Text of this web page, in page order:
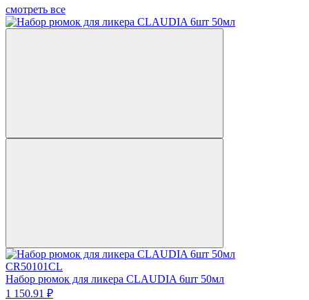
смотреть все
CR50101CL
Набор рюмок для ликера CLAUDIA 6шт 50мл
1 150.91 ₽